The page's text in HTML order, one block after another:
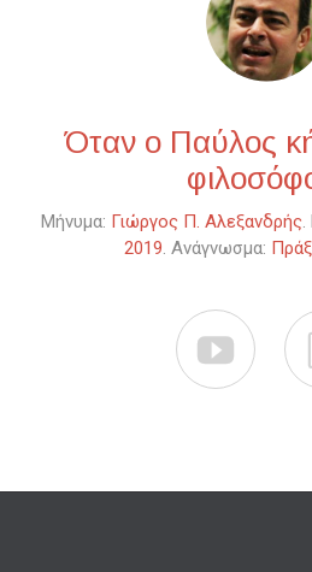
Όταν ο Παύλος
Μήνυμα: Γιώργος Π. Αλεξανδρής.
2019. Ανάγνωσμα:
